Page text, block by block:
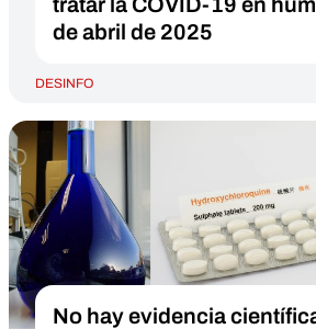
de abril de 2025
DESINFO
No hay evidencia